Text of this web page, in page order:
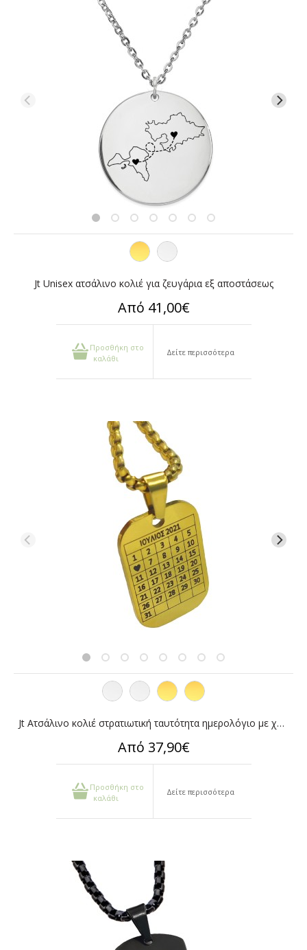
Jt Unisex ατσάλινο κολιέ για ζευγάρια εξ αποστάσεως
Από 41,00€
Προσθήκη στο
καλάθι
Δείτε περισσότερα
Jt Ατσάλινο κολιέ στρατιωτική ταυτότητα ημερολόγιο με χάραξη
Από 37,90€
Προσθήκη στο
καλάθι
Δείτε περισσότερα